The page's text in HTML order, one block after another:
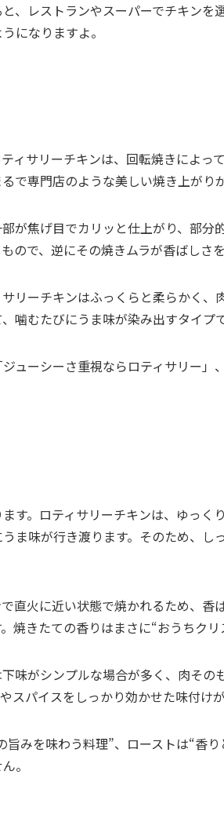
、レストランやスーパーでチキンを
になりますよ。
ィサリーチキンは、回転焼きによっ
で専門店のような美しい焼き上がり
が焦げ目でカリッと仕上がり、部分
ので、逆にその焼きムラが香ばしさ
リーチキンはふっくらと柔らかく、
噛むたびにうま味が染み出すタイプで
ューシーさ重視ならロティサリー」
す。ロティサリーチキンは、ゆっく
ま味が行き渡ります。そのため、し
直火に近い状態で焼かれるため、香
焼きたての香りはまさに“おうちクリ
味がシンプルな場合が多く、肉そ
スパイスをしっかり効かせた味付け
旨みを味わう料理”、ローストは“香
。